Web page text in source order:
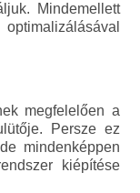
Mindemellett
megfelelően a
Persze ez
mindenképpen
kiépítése